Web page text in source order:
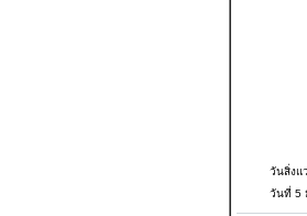
วันสิ่งแ
วันที่ 5